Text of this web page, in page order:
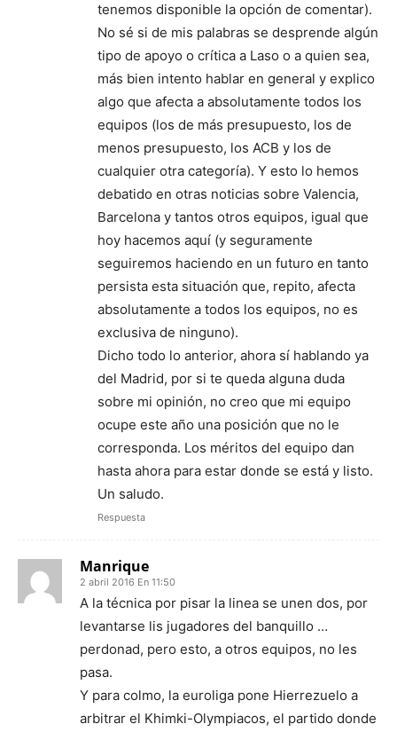
tenemos disponible la opción de comentar).
No sé si de mis palabras se desprende algún
tipo de apoyo o crítica a Laso o a quien sea,
más bien intento hablar en general y explico
algo que afecta a absolutamente todos los
equipos (los de más presupuesto, los de
menos presupuesto, los ACB y los de
cualquier otra categoría). Y esto lo hemos
debatido en otras noticias sobre Valencia,
Barcelona y tantos otros equipos, igual que
hoy hacemos aquí (y seguramente
seguiremos haciendo en un futuro en tanto
persista esta situación que, repito, afecta
absolutamente a todos los equipos, no es
exclusiva de ninguno).
Dicho todo lo anterior, ahora sí hablando ya
del Madrid, por si te queda alguna duda
sobre mi opinión, no creo que mi equipo
ocupe este año una posición que no le
corresponda. Los méritos del equipo dan
hasta ahora para estar donde se está y listo.
Un saludo.
Respuesta
Manrique
2 abril 2016 En 11:50
A la técnica por pisar la linea se unen dos, por
levantarse lis jugadores del banquillo …
perdonad, pero esto, a otros equipos, no les
pasa.
Y para colmo, la euroliga pone Hierrezuelo a
arbitrar el Khimki-Olympiacos, el partido donde